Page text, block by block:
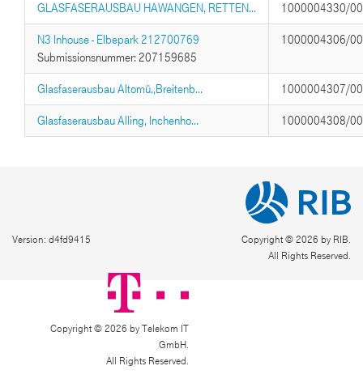
GLASFASERAUSBAU HAWANGEN, RETTEN... 1000004330/
N3 Inhouse - Elbepark 212700769
Submissionsnummer: 207159685
1000004306/
Glasfaserausbau Altomü.,Breitenb... 1000004307/
Glasfaserausbau Alling, Inchenho... 1000004308/
Version: d4fd9415
Copyright © 2026 by RIB.
All Rights Reserved.
Copyright © 2026 by Telekom IT
GmbH.
All Rights Reserved.